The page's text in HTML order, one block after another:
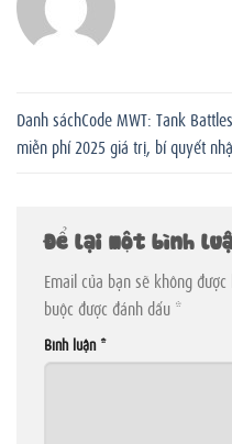
Danh sáchCode MWT: Tank Battles
miễn phí 2025 giá trị, bí quyết
Để lại một bình
Email của bạn sẽ không
buộc được đánh dấu *
Bình luận *